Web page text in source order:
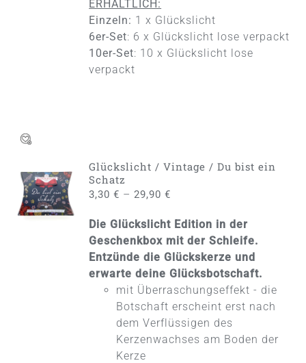
ERHÄLTLICH:
Einzeln: 1 x Glückslicht
6er-Set: 6 x Glückslicht lose verpackt
10er-Set: 10 x Glückslicht lose
verpackt
AUSFÜHRUNG
WÄHLEN
DIESES
PRODUKT
MEHRERE
VARIANTEN
PRODUKTSEITE
/
DETAILS
Glückslicht / Vintage / Du bist ein
Schatz
3,30€ –29,90€
Die Glückslicht Edition in der
Geschenkbox mit der Schleife.
Entzünde die Glückskerze und
erwarte deine Glücksbotschaft.
mit Überraschungseffekt - die
Botschaft erscheint erst nach
dem Verflüssigen des
Kerzenwachses am Boden der
Kerze